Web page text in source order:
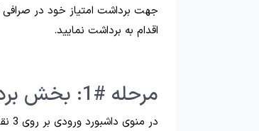
جهت برداشت امتیاز خود در صرافی
اقدام به برداشت نمایید.
مرحله #1: بخش برداشت امتیاز تاپ چنج
در منوی داشبورد ورودی بر روی 3 نقطه کنار امتیاز کلیک کنید و گزینه برداشت را انتخاب نمایید.